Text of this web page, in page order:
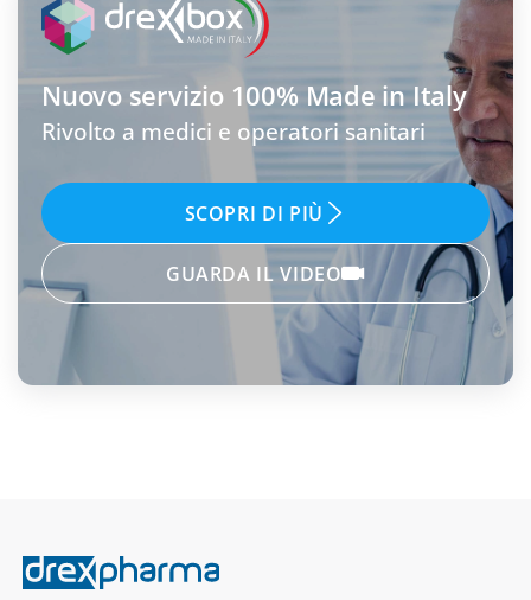
Nuovo servizio 100% Made in Italy
Rivolto a medici e operatori sanitari
SCOPRI DI PIÙ
GUARDA IL VIDEO